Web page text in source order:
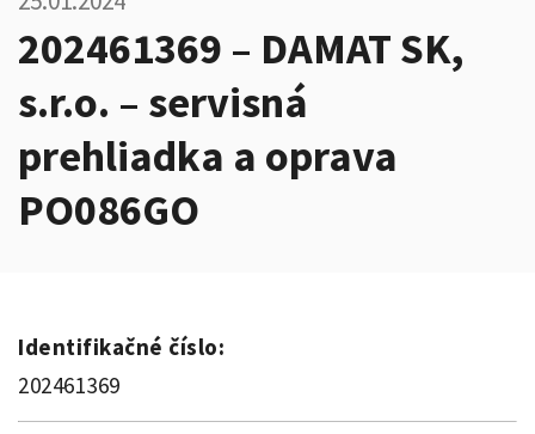
202461369 – DAMAT SK,
s.r.o. – servisná
prehliadka a oprava
PO086GO
Identifikačné číslo:
202461369